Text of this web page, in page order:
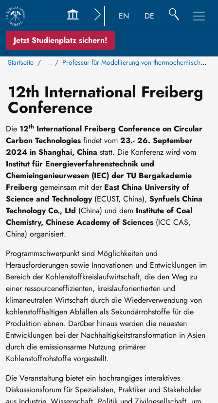
Jetzt Studienplatz sichern!
EN DE
Startseite … Professur für Modellierung von thermochemischen Konversionsprozessen
12th International Freiberg
Conference
Die 12th International Freiberg Conference on Circular
Carbon Technologies findet vom 23.- 26. September
2024 in Shanghai, China statt. Die Konferenz wird vom
Institut für Energieverfahrenstechnik und
Chemieingenieurwesen (IEC) der TU Bergakademie
Freiberg gemeinsam mit der East China University of
Science and Technology(ECUST, China), Synfuels China
Technology Co., Ltd (China) und dem Institute of Coal
Chemistry, Chinese Academy of Sciences (ICC CAS,
China) organisiert.
Programmschwerpunkt sind Möglichkeiten und
Herausforderungen sowie Innovationen und Entwicklungen im
Bereich der Kohlenstoffkreislaufwirtschaft, die den Weg zu
einer ressourceneffizienten, kreislauforientierten und
klimaneutralen Wirtschaft durch die Wiederverwendung von
kohlenstoffhaltigen Abfällen als Sekundärrohstoffe für die
Produktion ebnen. Darüber hinaus werden die neuesten
Entwicklungen bei der Nachhaltigkeitstransformation in Asien
durch die emissionsarme Nutzung primärer
Kohlenstoffrohstoffe vorgestellt.
Die Veranstaltung bietet ein hochrangiges interaktives
Diskussionsforum für Spezialisten, Praktiker und Stakeholder